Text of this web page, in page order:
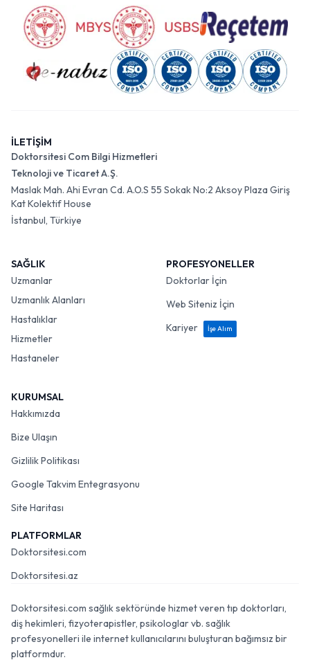
İLETİŞİM
Doktorsitesi Com Bilgi Hizmetleri
Teknoloji ve Ticaret A.Ş.
Maslak Mah. Ahi Evran Cd. A.O.S 55 Sokak No:2 Aksoy Plaza Giriş
Kat Kolektif House
İstanbul, Türkiye
SAĞLIK
Uzmanlar
Uzmanlık Alanları
Hastalıklar
Hizmetler
Hastaneler
PROFESYONELLER
Doktorlar İçin
Web Siteniz İçin
Kariyer
İşe Alım
KURUMSAL
Hakkımızda
Bize Ulaşın
Gizlilik Politikası
Google Takvim Entegrasyonu
Site Haritası
PLATFORMLAR
Doktorsitesi.com
Doktorsitesi.az
Doktorsitesi.com sağlık sektöründe hizmet veren tıp doktorları,
diş hekimleri, fizyoterapistler, psikologlar vb. sağlık
profesyonelleri ile internet kullanıcılarını buluşturan bağımsız bir
platformdur.